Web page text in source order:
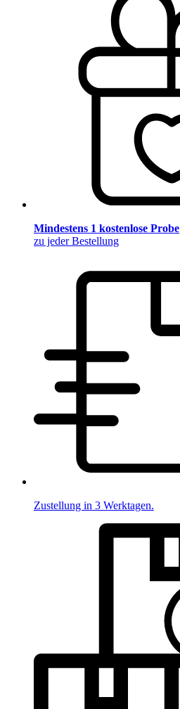
Mindestens 1 kostenlose Probe
zu jeder Bestellung
Zustellung in 3 Werktagen.